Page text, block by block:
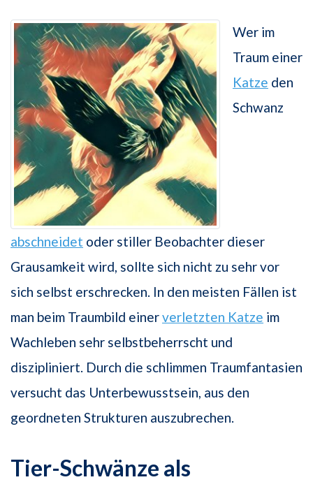
Wer im
Traum einer
Katze den
Schwanz
abschneidet oder stiller Beobachter dieser
Grausamkeit wird, sollte sich nicht zu sehr vor
sich selbst erschrecken. In den meisten Fällen ist
man beim Traumbild einerverletzten Katze im
Wachleben sehr selbstbeherrscht und
diszipliniert. Durch die schlimmen Traumfantasien
versucht das Unterbewusstsein, aus den
geordneten Strukturen auszubrechen.
Tier-Schwänze als